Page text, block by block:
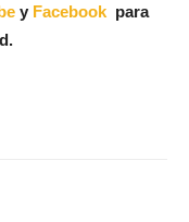
y Facebook para